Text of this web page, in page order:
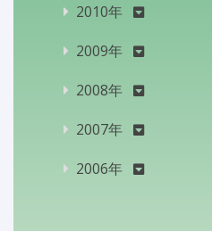
2010年
2009年
2008年
2007年
2006年